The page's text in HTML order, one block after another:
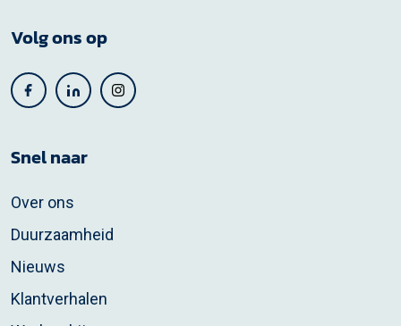
Volg ons op
Snel naar
Over ons
Duurzaamheid
Nieuws
Klantverhalen